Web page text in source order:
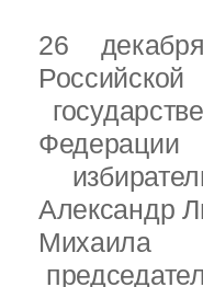
26
Александр
Михаила